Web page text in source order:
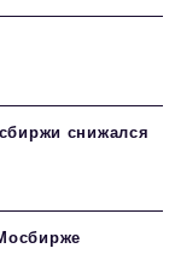
снижался